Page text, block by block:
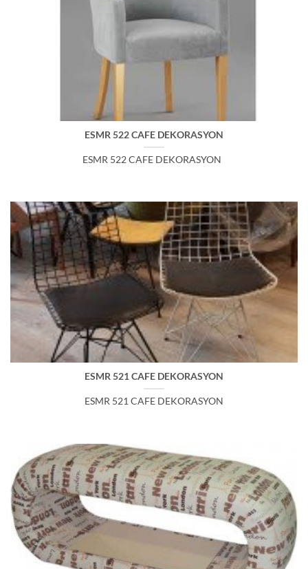
ESMR 522 CAFE DEKORASYON
ESMR 522 CAFE DEKORASYON
ESMR 521 CAFE DEKORASYON
ESMR 521 CAFE DEKORASYON